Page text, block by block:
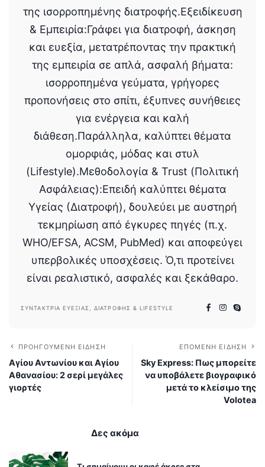
της ισορροπημένης διατροφής.Εξειδίκευση
& Εμπειρία:Γράφει για διατροφή, άσκηση
και ευεξία, μετατρέποντας την πρακτική
της εμπειρία σε απλά, ασφαλή βήματα:
ισορροπημένα γεύματα, γρήγορες
προπονήσεις στο σπίτι, έξυπνες συνήθειες
για ενέργεια και καλή
διάθεση.Παράλληλα, καλύπτει θέματα
ομορφιάς, μόδας και στυλ
(Lifestyle).Μεθοδολογία & Trust (Πολιτική
Ασφάλειας):Επειδή καλύπτει θέματα
Υγείας (Διατροφή), δουλεύει με αυστηρή
τεκμηρίωση από έγκυρες πηγές (π.χ.
WHO/EFSA, ACSM, PubMed) και αποφεύγει
υπερβολικές υποσχέσεις. Ό,τι προτείνει
είναι ρεαλιστικό, ασφαλές και ξεκάθαρο.
ΣΥΝΤΆΚΤΡΙΑ ΕΥΕΞΊΑΣ, ΔΙΑΤΡΟΦΉΣ & LIFESTYLE
ΠΡΟΗΓΟΎΜΕΝΗ ΕΊΔΗΣΗ
Αγίου Αντωνίου και Αγίου
Αθανασίου: 2 σερί μεγάλες
γιορτές
ΕΠΌΜΕΝΗ ΕΊΔΗΣΗ
Sky Express: Πως μπορείτε
να υποβάλετε βιογραφικό
μετά το κλείσιμο της
Volotea
Δες ακόμα